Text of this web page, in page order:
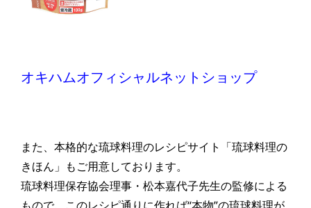
オキハムオフィシャルネットショップ
また、本格的な琉球料理のレシピサイト「琉球料理の
きほん」もご用意しております。
琉球料理保存協会理事・松本嘉代子先生の監修による